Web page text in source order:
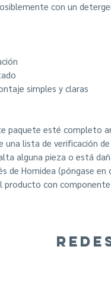
con un
simples y claras
paquete esté completo
una lista de verificación
alguna pieza o está
de Homidea (póngase
producto con